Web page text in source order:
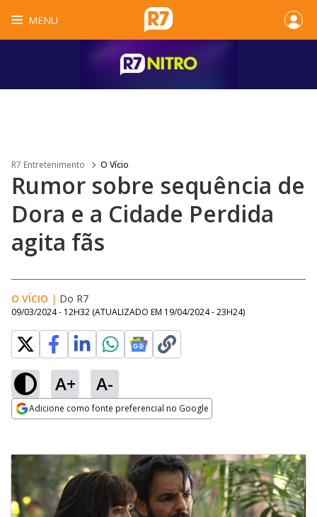
MENU
R7 Entretenimento O Vício
Rumor sobre sequência de
Dora e a Cidade Perdida
agita fãs
O VÍCIO | Do R7
09/03/2024 - 12H32 (ATUALIZADO EM 19/04/2024 - 23H24)
A+ A-
Adicione como fonte preferencial no Google